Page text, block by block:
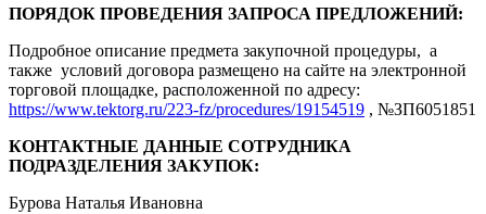
ПОРЯДОК ПРОВЕДЕНИЯ ЗАПРОСА ПРЕДЛОЖЕНИЙ:
Подробное описание предмета закупочной процедуры, а
также условий договора размещено на сайте на электронной
торговой площадке, расположенной по адресу:
https://www.tektorg.ru/223-fz/procedures/19154519 , №ЗП6051851
КОНТАКТНЫЕ ДАННЫЕ СОТРУДНИКА
ПОДРАЗДЕЛЕНИЯ ЗАКУПОК:
Бурова Наталья Ивановна